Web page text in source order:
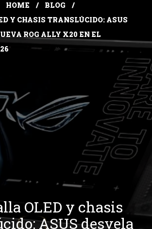
HOME
BLOG
Y CHASIS TRANSLÚCIDO: ASUS
ROG ALLY X20 EN EL
OLED y chasis
ASUS desvela